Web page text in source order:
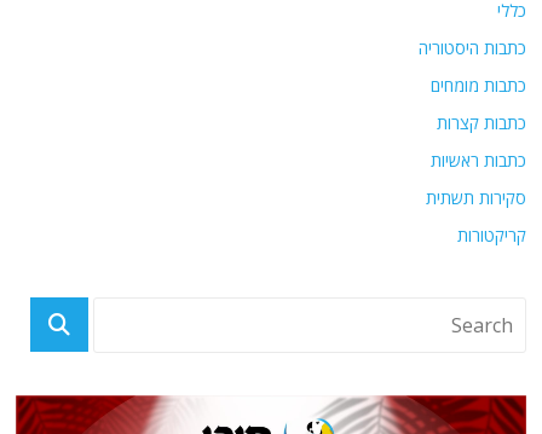
כללי
כתבות היסטוריה
כתבות מומחים
כתבות קצרות
כתבות ראשיות
סקירות תשתית
קריקטורות